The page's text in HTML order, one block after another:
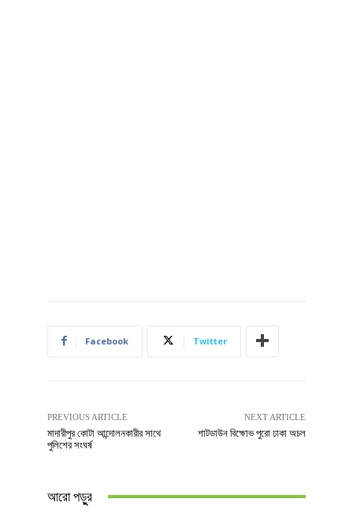
Facebook Twitter
PREVIOUS ARTICLE
মাদারীপুর কোটা আন্দোলনকারীর সাথে
পুলিশের সংঘর্ষ
NEXT ARTICLE
শাটডাউন বিক্ষোভ পুরো ঢাকা অচল
আরো পড়ুুর